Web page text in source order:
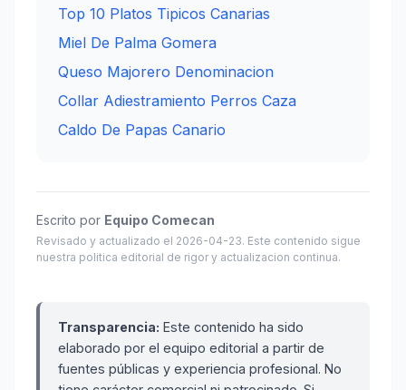
Top 10 Platos Tipicos Canarias
Miel De Palma Gomera
Queso Majorero Denominacion
Collar Adiestramiento Perros Caza
Caldo De Papas Canario
Escrito por Equipo Comecan
Revisado y actualizado el 2026-04-23. Este contenido sigue
nuestra politica editorial de rigor y actualizacion continua.
Transparencia: Este contenido ha sido
elaborado por el equipo editorial a partir de
fuentes públicas y experiencia profesional. No